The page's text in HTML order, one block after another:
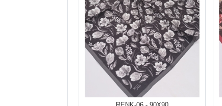
RENK-06 - 90X90